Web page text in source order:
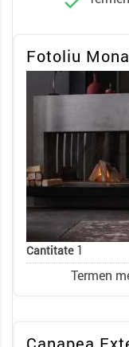
Fotoliu
Cantitate1
Termen